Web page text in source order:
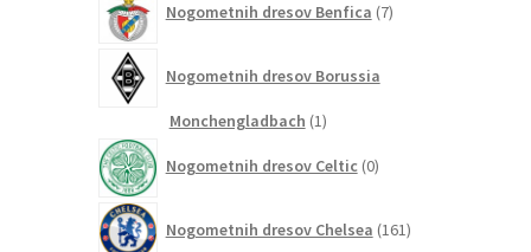
Nogometnih dresov Benfica 7izdelkov
Nogometnih dresov Borussia
Monchengladbach 11
Nogometnih dresov Celtic 0izdelkov
Nogometnih dresov Chelsea 161izdelkov